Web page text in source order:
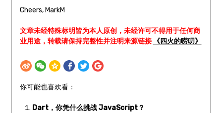
Cheers, MarkM
文章未经特殊标明皆为本人原创，未经许可不得用于任何商
业用途，转载请保持完整性并注明来源链接
《四火的唠叨》
你可能也喜欢看：
Dart，你凭什么挑战 JavaScript？